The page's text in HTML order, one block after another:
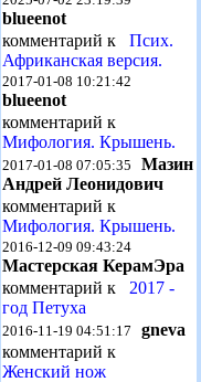
blueenot
комментарий к Псих.
Африканская версия.
2017-01-08 10:21:42
blueenot
комментарий к
Мифология. Крышень.
2017-01-08 07:05:35 Мазин
Андрей Леонидович
комментарий к
Мифология. Крышень.
2016-12-09 09:43:24
Мастерская КерамЭра
комментарий к 2017 -
год Петуха
2016-11-19 04:51:17 gneva
комментарий к
Женский нож